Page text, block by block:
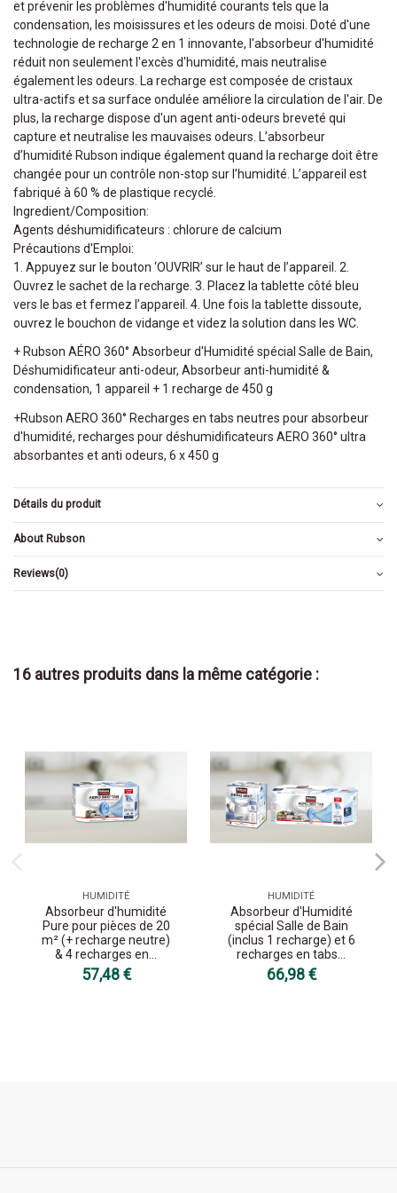
et prévenir les problèmes d'humidité courants tels que la
condensation, les moisissures et les odeurs de moisi. Doté d'une
technologie de recharge 2 en 1 innovante, l'absorbeur d'humidité
réduit non seulement l'excès d'humidité, mais neutralise
également les odeurs. La recharge est composée de cristaux
ultra-actifs et sa surface ondulée améliore la circulation de l'air. De
plus, la recharge dispose d'un agent anti-odeurs breveté qui
capture et neutralise les mauvaises odeurs. L’absorbeur
d’humidité Rubson indique également quand la recharge doit être
changée pour un contrôle non-stop sur l’humidité. L’appareil est
fabriqué à 60 % de plastique recyclé.
Ingredient/Composition:
Agents déshumidificateurs : chlorure de calcium
Précautions d'Emploi:
1. Appuyez sur le bouton ‘OUVRIR’ sur le haut de l’appareil. 2.
Ouvrez le sachet de la recharge. 3. Placez la tablette côté bleu
vers le bas et fermez l’appareil. 4. Une fois la tablette dissoute,
ouvrez le bouchon de vidange et videz la solution dans les WC.
+ Rubson AÉRO 360° Absorbeur d'Humidité spécial Salle de Bain,
Déshumidificateur anti-odeur, Absorbeur anti-humidité &
condensation, 1 appareil + 1 recharge de 450 g
+Rubson AERO 360° Recharges en tabs neutres pour absorbeur
d'humidité, recharges pour déshumidificateurs AERO 360° ultra
absorbantes et anti odeurs, 6 x 450 g
Détails du produit
About Rubson
Reviews(0)
16 autres produits dans la même catégorie :
HUMIDITÉ
Absorbeur d'humidité
Pure pour pièces de 20
m² (+ recharge neutre)
& 4 recharges en...
57,48 €
HUMIDITÉ
Absorbeur d'Humidité
spécial Salle de Bain
(inclus 1 recharge) et 6
recharges en tabs...
66,98 €